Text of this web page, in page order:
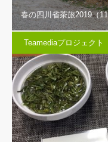
春の四川省茶旅2019（
Teamediaプロジェクト